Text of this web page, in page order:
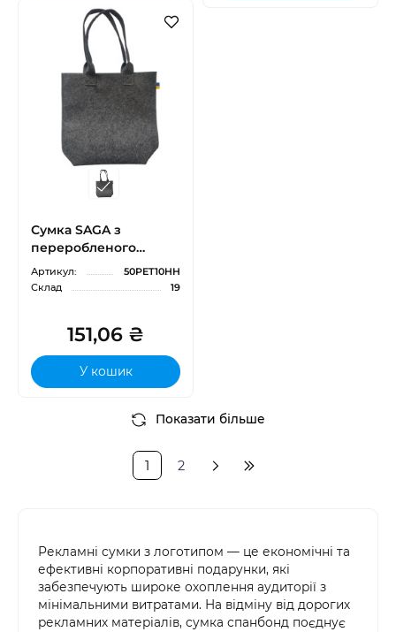
Сумка SAGA з
переробленого
матеріалу, 40х40х10см
Артикул:
50PET10HH
Склад
19
151,06 ₴
У кошик
Показати більше
1 2
Рекламні сумки з логотипом — це економічні та
ефективні корпоративні подарунки, які
забезпечують широке охоплення аудиторії з
мінімальними витратами. На відміну від дорогих
рекламних матеріалів, сумка спанбонд поєднує